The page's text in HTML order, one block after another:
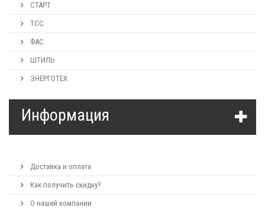
СТАРТ
ТСС
ФАС
ШТИЛЬ
ЭНЕРГОТЕХ
Информация
Доставка и оплата
Как получить скидку?
О нашей компании